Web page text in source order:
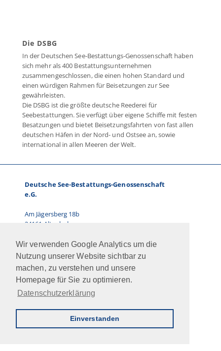
Wir verwenden Google Analytics um die
Nutzung unserer Website sichtbar zu
machen, zu verstehen und unsere
Homepage für Sie zu optimieren.
Datenschutzerklärung
Einverstanden
Datenschutz
Kontakt
Die DSBG
In der Deutschen See-Bestattungs-Genossenschaft haben
sich mehr als 400 Bestattungsunternehmen
zusammengeschlossen, die einen hohen Standard und
einen würdigen Rahmen für Beisetzungen zur See
gewährleisten.
Die DSBG ist die größte deutsche Reederei für
Seebestattungen. Sie verfügt über eigene Schiffe mit festen
Besatzungen und bietet Beisetzungsfahrten von fast allen
deutschen Häfen in der Nord- und Ostsee an, sowie
international in allen Meeren der Welt.
Deutsche See-Bestattungs-Genossenschaft
e.G.
Am Jägersberg 18b
24161 Altenholz
Telefon: 0431.66 67 87-0
E-Mail: info@dsbg.de
Vorstand:
Ralf Paulsen, Marcus Kühn